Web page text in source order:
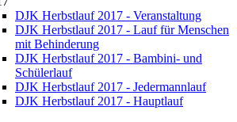
DJK Herbstlauf 2017 - Veranstaltung
DJK Herbstlauf 2017 - Lauf für Menschen
mit Behinderung
DJK Herbstlauf 2017 - Bambini- und
Schülerlauf
DJK Herbstlauf 2017 - Jedermannlauf
DJK Herbstlauf 2017 - Hauptlauf